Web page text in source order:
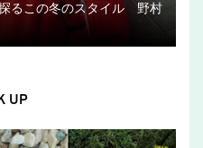
るこの冬のスタイル 野村
UP